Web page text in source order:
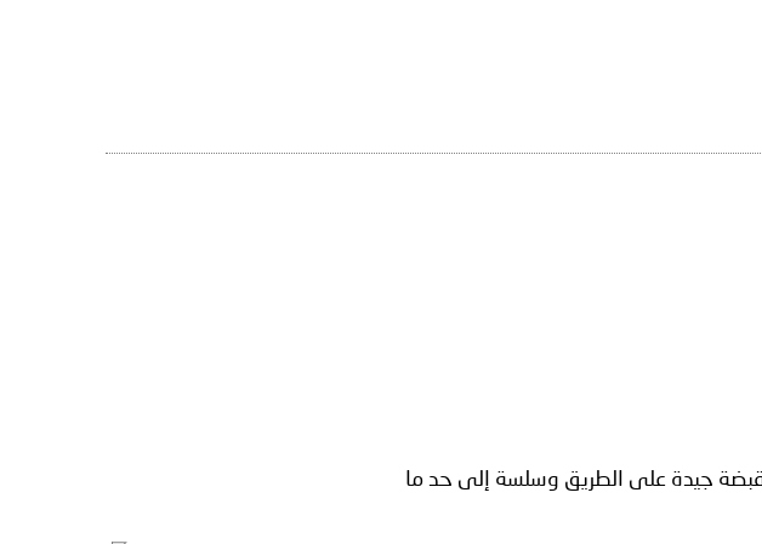
بقبضة جيدة على الطريق وسلسة إلى حد ما